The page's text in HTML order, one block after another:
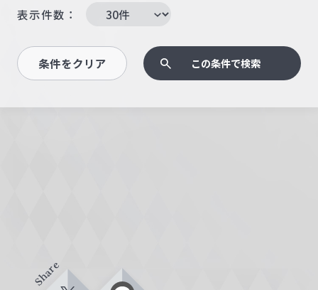
表示件数：
条件をクリア この条件で検索
Share